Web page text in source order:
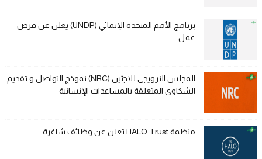
برنامج الأمم المتحدة الإنمائي (UNDP) يعلن عن فرص
عمل
المجلس النرويجي للاجئين (NRC) نموذج التواصل و تقديم
الشكاوى المتعلقة بالمساعدات الإنسانية
منظمة HALO Trust تعلن عن وظائف شاغرة